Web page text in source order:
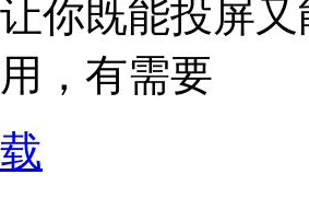
你既能投屏
，有需要